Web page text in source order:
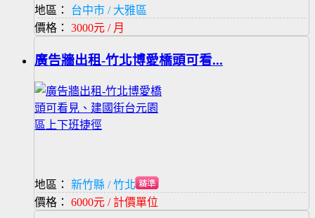
地區：
台中市 / 大雅區
價格： 3000元 / 月
廣告牆出租-竹北博愛橋頭可看...
地區：
新竹縣 / 竹北市
價格： 6000元 / 計價單位